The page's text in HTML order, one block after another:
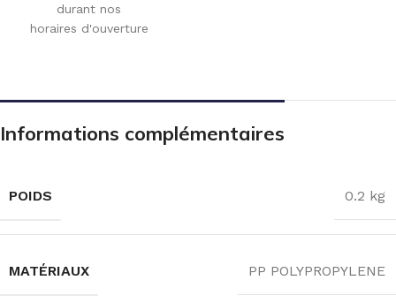
durant nos
horaires d'ouverture
Informations complémentaires
POIDS 0.2 kg
MATÉRIAUX PP POLYPROPYLENE